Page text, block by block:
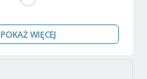
POKAŻ WIĘCEJ